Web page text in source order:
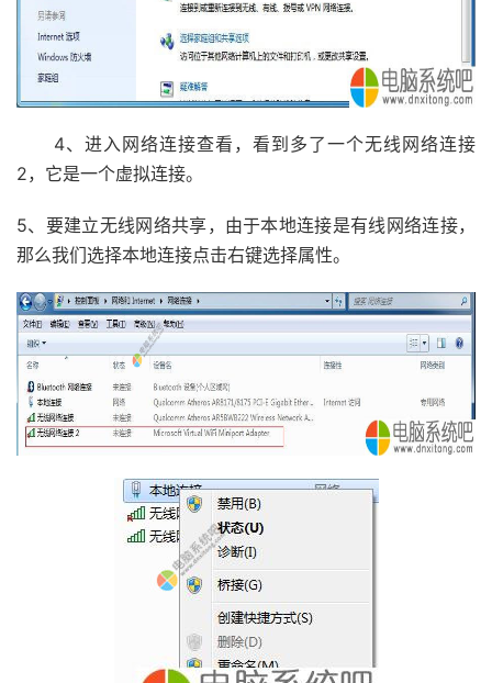
4、进入网络连接查看，看到多了一个无线网络连接
2，它是一个虚拟连接。
5、要建立无线网络共享，由于本地连接是有线网络连接，
那么我们选择本地连接点击右键选择属性。